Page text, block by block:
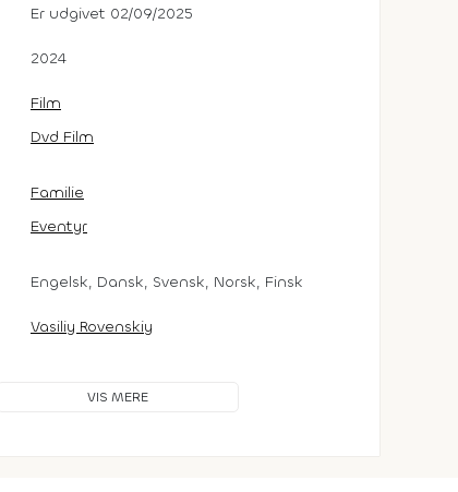
Er udgivet 02/09/2025
2024
Film
Dvd Film
Familie
Eventyr
Engelsk, Dansk, Svensk, Norsk, Finsk
Vasiliy Rovenskiy
VIS MERE